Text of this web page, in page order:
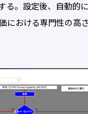
る。設定後、自動的
における専門性の高